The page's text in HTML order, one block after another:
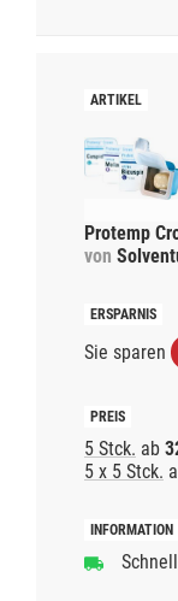
Protemp
von
Sie sparen
5 Stck. ab
5 x 5 Stck.